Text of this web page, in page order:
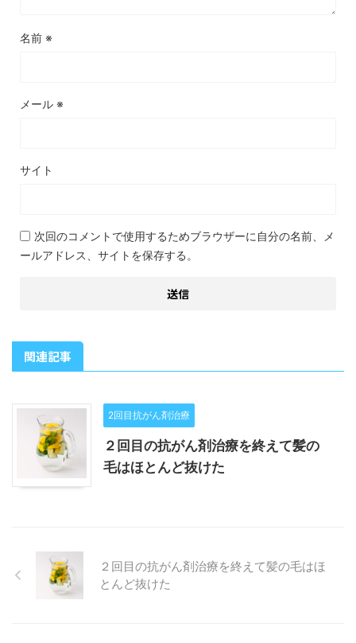
名前 ※
メール ※
サイト
次回のコメントで使用するためブラウザーに自分の名前、メ
ールアドレス、サイトを保存する。
関連記事
2回目抗がん剤治療
２回目の抗がん剤治療を終えて髪の
毛はほとんど抜けた
２回目の抗がん剤治療を終えて髪の毛はほ
とんど抜けた